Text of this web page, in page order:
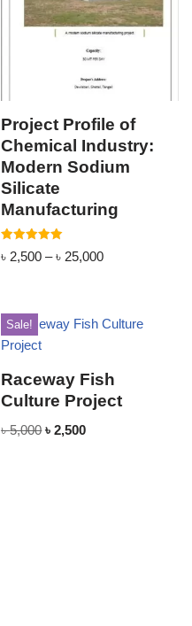
Project Profile of
Chemical Industry:
Modern Sodium
Silicate
Manufacturing
Rated
5.00
৳ 2,500 – ৳ 25,000
Sale!
Raceway Fish
Culture Project
৳5,000 ৳2,500